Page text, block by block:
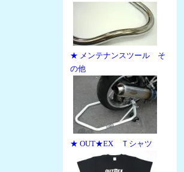
★ メンテナンスツール そ
の他
★ OUT★EX Ｔシャツ